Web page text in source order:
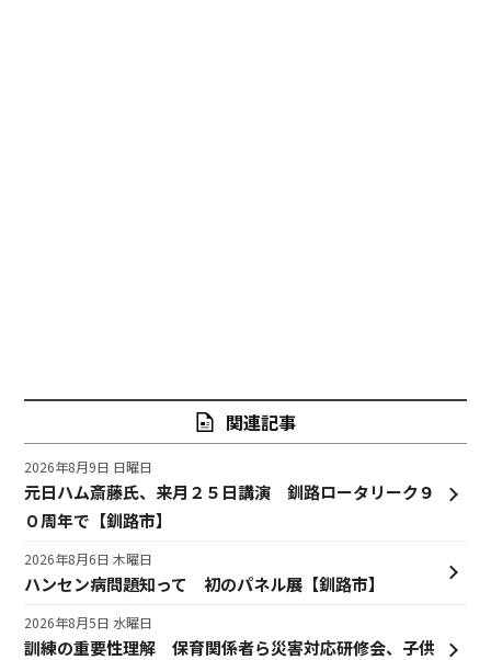
関連記事
元日ハム斎藤氏、来月２５日講演 釧路ロータリーク９
０周年で【釧路市】
2026年8月9日 日曜日
ハンセン病問題知って 初のパネル展【釧路市】
2026年8月6日 木曜日
訓練の重要性理解 保育関係者ら災害対応研修会、子供
2026年8月5日 水曜日